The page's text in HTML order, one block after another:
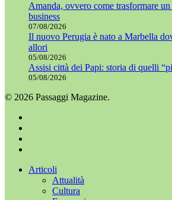
Amanda, ovvero come trasformare
business
07/08/2026
Il nuovo Perugia è nato a Marbella
allori
05/08/2026
Assisi città dei Papi: storia di quelli
05/08/2026
© 2026 Passaggi Magazine.
Chiudi Articoli
Attualità
Cultura